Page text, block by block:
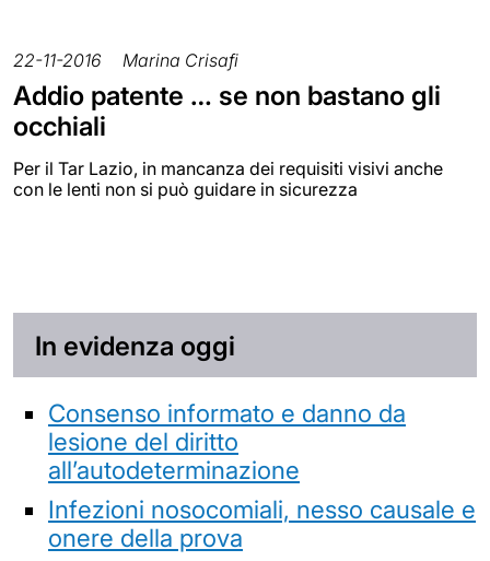
22-11-2016 Marina Crisafi
Addio patente … se non bastano gli
occhiali
Per il Tar Lazio, in mancanza dei requisiti visivi anche
con le lenti non si può guidare in sicurezza
In evidenza oggi
Consenso informato e danno da
lesione del diritto
all’autodeterminazione
Infezioni nosocomiali, nesso causale e
onere della prova